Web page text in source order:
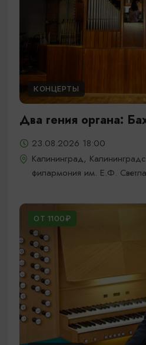
КОНЦЕРТЫ
Два гения органа:
23.08.2026 18:00
Калининград,
филармония им. Е.Ф.
ОТ 1100₽